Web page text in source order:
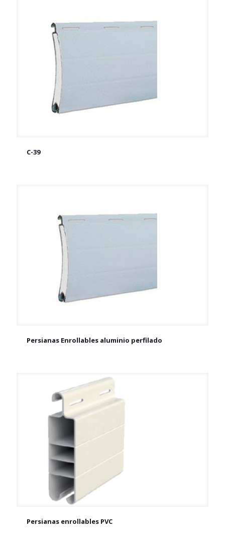
C-39
Persianas Enrollables aluminio perfilado
Persianas Enrollables aluminio perfilado
Persianas enrollables PVC
Persianas enrollables PVC